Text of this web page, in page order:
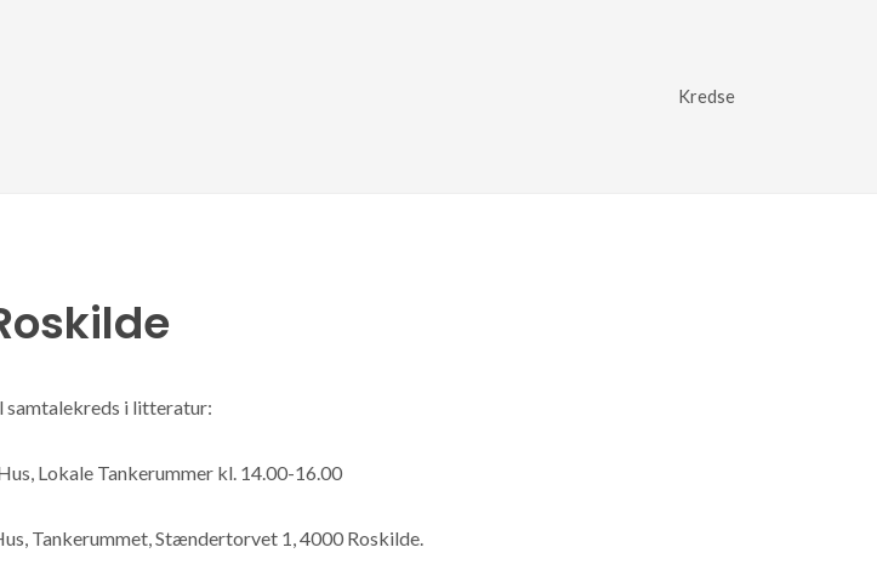
Kredse
samtalekreds i litteratur:
Lokale Tankerummer kl. 14.00-16.00
Tankerummet, Stændertorvet 1, 4000 Roskilde.